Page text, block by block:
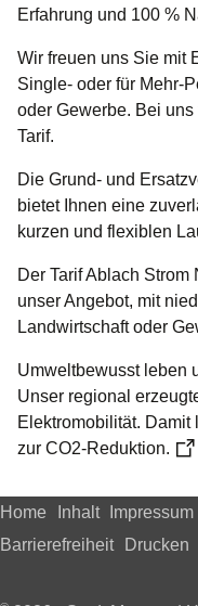
Erfahrung und 100 %
Wir freuen uns Sie mit
Single- oder für Mehr-
oder Gewerbe. Bei
Tarif.
Die Grund- und
bietet Ihnen eine
kurzen und flexiblen
Der Tarif Ablach
unser Angebot, mit
Landwirtschaft oder
Umweltbewusst leben
Unser regional
Elektromobilität.
zur CO2-Reduktion.
Home Inhalt Impressum
Barrierefreiheit
Drucken